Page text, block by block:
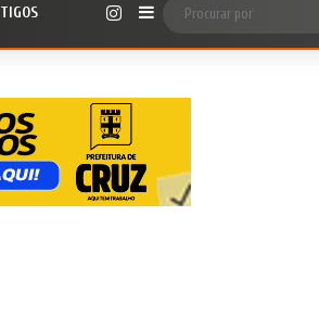
InstagramBarra Lateral